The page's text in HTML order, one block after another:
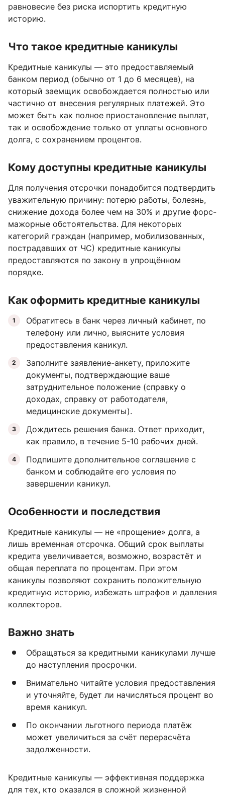
равновесие без риска испортить кредитную
историю.
Что такое кредитные каникулы
Кредитные каникулы — это предоставляемый
банком период (обычно от 1 до 6 месяцев), на
который заемщик освобождается полностью или
частично от внесения регулярных платежей. Это
может быть как полное приостановление выплат,
так и освобождение только от уплаты основного
долга, с сохранением процентов.
Кому доступны кредитные каникулы
Для получения отсрочки понадобится подтвердить
уважительную причину: потерю работы, болезнь,
снижение дохода более чем на 30% и другие форс-
мажорные обстоятельства. Для некоторых
категорий граждан (например, мобилизованных,
пострадавших от ЧС) кредитные каникулы
предоставляются по закону в упрощённом
порядке.
Как оформить кредитные каникулы
Обратитесь в банк через личный кабинет, по
телефону или лично, выясните условия
предоставления каникул.
Заполните заявление-анкету, приложите
документы, подтверждающие ваше
затруднительное положение (справку о
доходах, справку от работодателя,
медицинские документы).
Дождитесь решения банка. Ответ приходит,
как правило, в течение 5-10 рабочих дней.
Подпишите дополнительное соглашение с
банком и соблюдайте его условия по
завершении каникул.
Особенности и последствия
Кредитные каникулы — не «прощение» долга, а
лишь временная отсрочка. Общий срок выплаты
кредита увеличивается, возможно, возрастёт и
общая переплата по процентам. При этом
каникулы позволяют сохранить положительную
кредитную историю, избежать штрафов и давления
коллекторов.
Важно знать
Обращаться за кредитными каникулами лучше
до наступления просрочки.
Внимательно читайте условия предоставления
и уточняйте, будет ли начисляться процент во
время каникул.
По окончании льготного периода платёж
может увеличиться за счёт перерасчёта
задолженности.
Кредитные каникулы — эффективная поддержка
для тех, кто оказался в сложной жизненной